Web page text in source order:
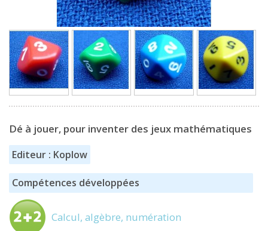
Dé à jouer, pour inventer des jeux mathématiques
Editeur : Koplow
Compétences développées
Calcul, algèbre, numération